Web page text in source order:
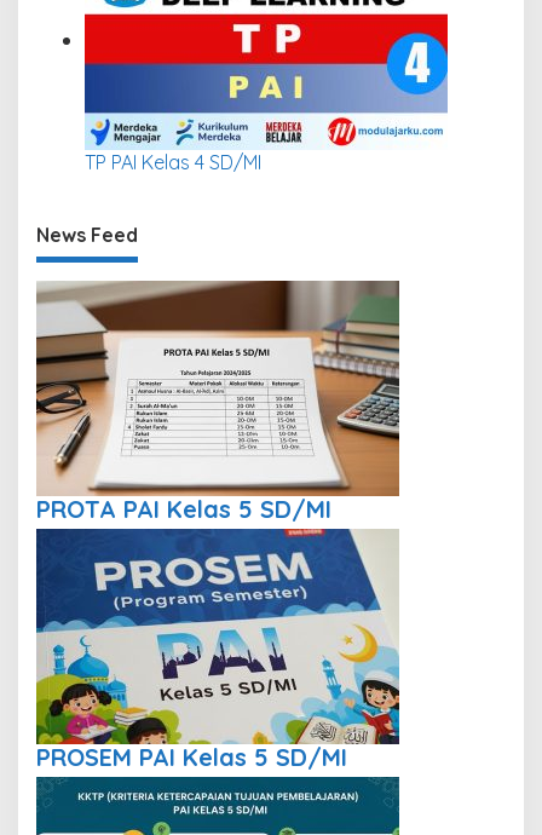
TP PAI Kelas 4 SD/MI
News Feed
PROTA PAI Kelas 5 SD/MI
PROSEM PAI Kelas 5 SD/MI